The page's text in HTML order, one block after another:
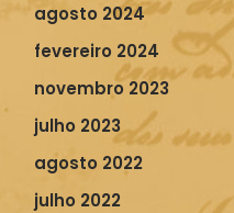
agosto 2024
fevereiro 2024
novembro 2023
julho 2023
agosto 2022
julho 2022